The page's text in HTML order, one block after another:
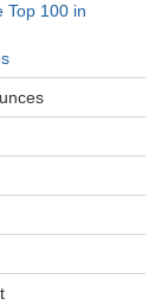
Top 100 in